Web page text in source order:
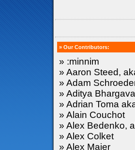
» Our Contributors:
» :minnim
» Aaron Steed,
» Adam
» Aditya Bhargava
» Adrian Toma
» Alain Couchot
» Alex Bedenko,
» Alex Colket
» Alex Maier